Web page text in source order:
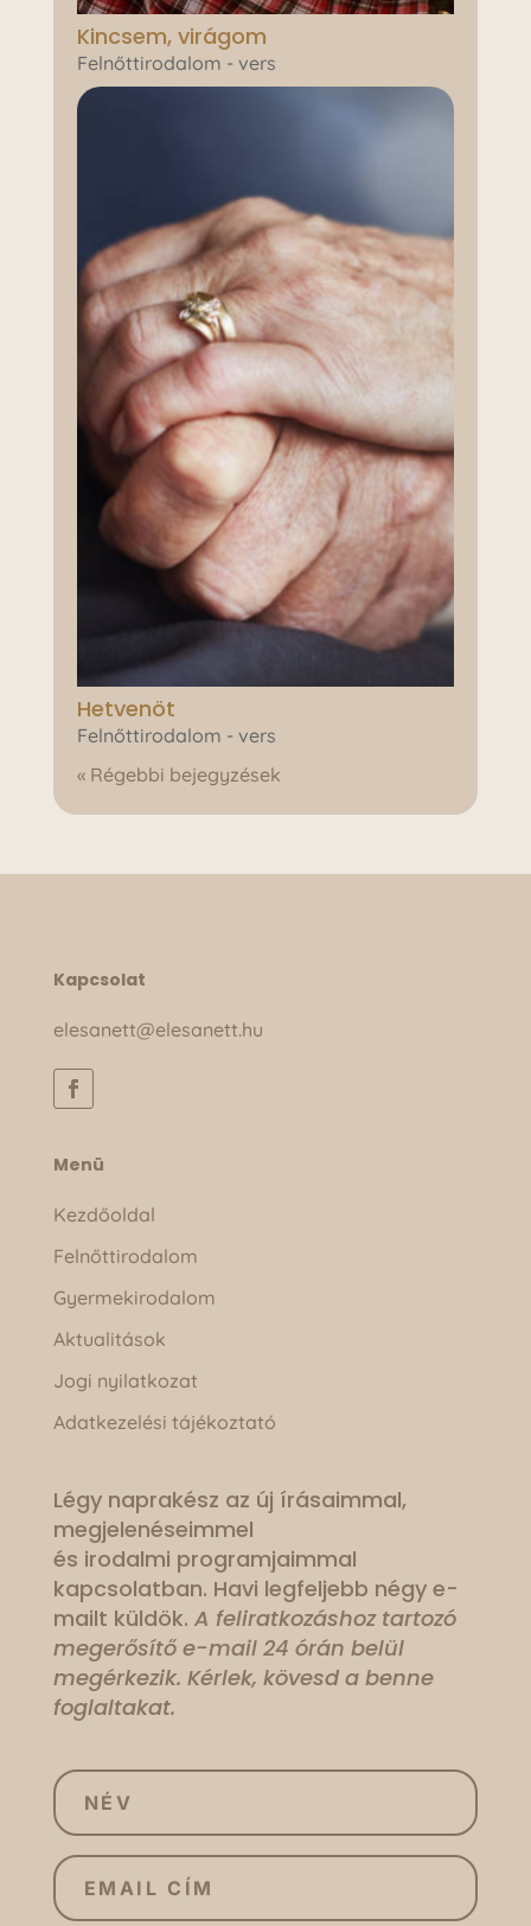
Kincsem, virágom
Felnőttirodalom - vers
Hetvenöt
Felnőttirodalom - vers
« Régebbi bejegyzések
Kapcsolat
elesanett@elesanett.hu
Menü
Kezdőoldal
Felnőttirodalom
Gyermekirodalom
Aktualitások
Jogi nyilatkozat
Adatkezelési tájékoztató
Légy naprakész az új írásaimmal,
megjelenéseimmel
és irodalmi programjaimmal
kapcsolatban. Havi legfeljebb négy e-
mailt küldök. A feliratkozáshoz tartozó
megerősítő e-mail 24 órán belül
megérkezik. Kérlek, kövesd a benne
foglaltakat.